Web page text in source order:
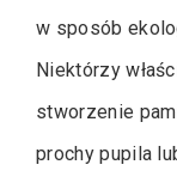
w sposób
Niektórzy
stworzenie
prochy pupila